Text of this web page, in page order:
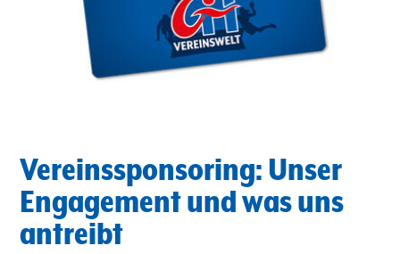
Vereinssponsoring: Unser
Engagement und was uns
antreibt